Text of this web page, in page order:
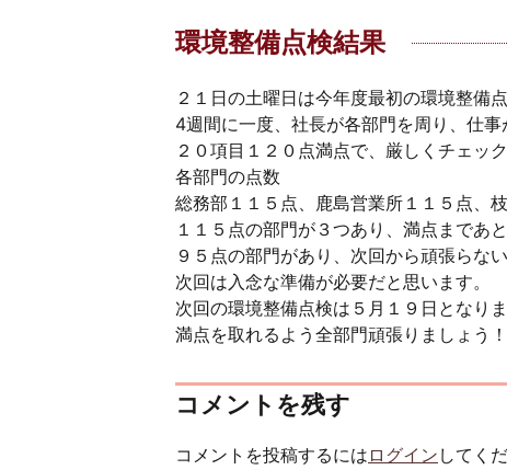
環境整備点検結果
２１日の土曜日は今年度最初の環境整備
4週間に一度、社長が各部門を周り、仕
２０項目１２０点満点で、厳しくチェッ
各部門の点数
総務部１１５点、鹿島営業所１１５点、
１１５点の部門が３つあり、満点まであと
９５点の部門があり、次回から頑張らな
次回は入念な準備が必要だと思います。
次回の環境整備点検は５月１９日となりま
満点を取れるよう全部門頑張りましょう！
コメントを残す
コメントを投稿するには ログイン してく